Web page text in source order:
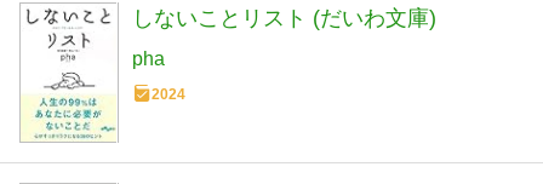
しないことリスト (だいわ文庫)
pha
2024